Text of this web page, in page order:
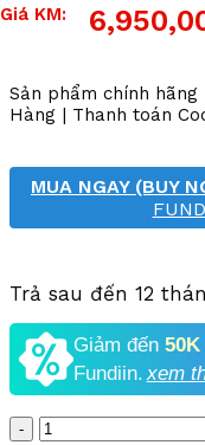
Giá
Giá
6,950,000 VND.
Giá KM:
Sản phẩm chính hãng
Hàng | Thanh toán
MUA NGAY (BUY
Trả sau đến 12
Giảm đến 50K
Fundiin.xem
Số